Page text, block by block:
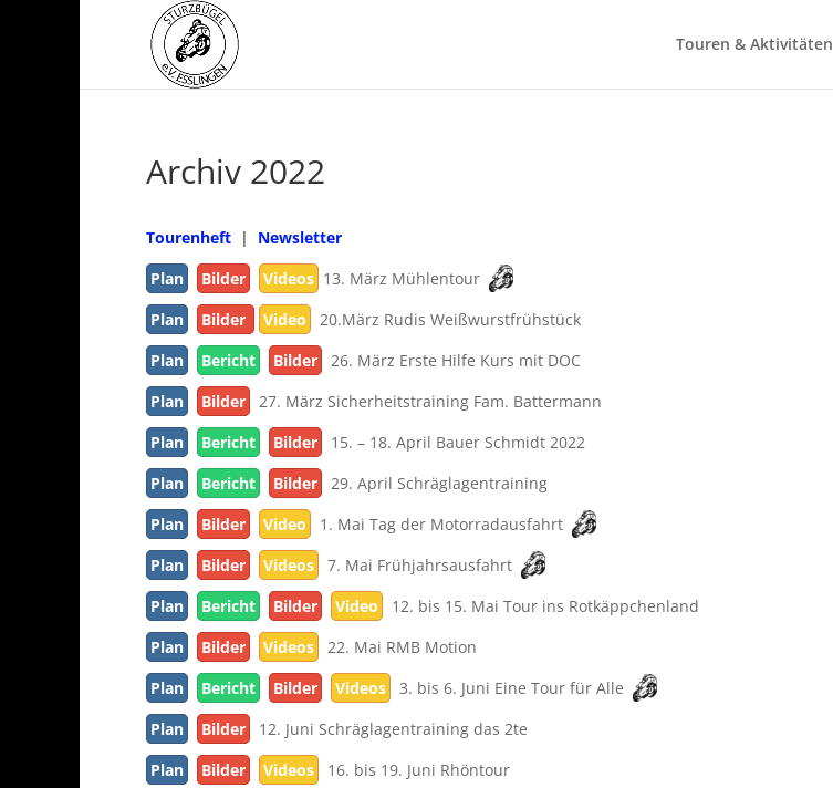
Touren & Aktivitäten
Archiv 2022
Tourenheft | Newsletter
Plan
Bilder Videos 13. März Mühlentour
Plan
Bilder Video
20.März Rudis Weißwurstfrühstück
Plan
Bericht Bilder
26. März Erste Hilfe Kurs mit DOC
Plan
Bilder
27. März Sicherheitstraining Fam. Battermann
Plan
Bericht Bilder
15. – 18. April Bauer Schmidt 2022
Plan
Bericht Bilder
29. April Schräglagentraining
Plan
Bilder Video
1. Mai Tag der Motorradausfahrt
Plan
Bilder Videos
7. Mai Frühjahrsausfahrt
Plan
Bericht Bilder Video
12. bis 15. Mai Tour ins Rotkäppchenland
Plan
Bilder Videos
22. Mai RMB Motion
Plan
Bericht Bilder Videos
3. bis 6. Juni Eine Tour für Alle
Plan
Bilder
12. Juni Schräglagentraining das 2te
Plan
Bilder Videos
16. bis 19. Juni Rhöntour